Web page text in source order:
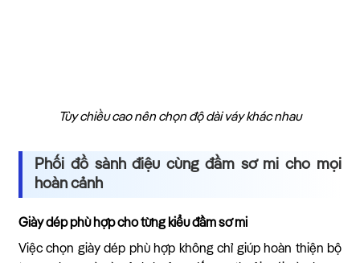
Tùy chiều cao nên chọn độ dài váy khác nhau
Phối đồ sành điệu cùng đầm sơ mi cho mọi
hoàn cảnh
Giày dép phù hợp cho từng kiểu đầm sơ mi
Việc chọn giày dép phù hợp không chỉ giúp hoàn thiện bộ